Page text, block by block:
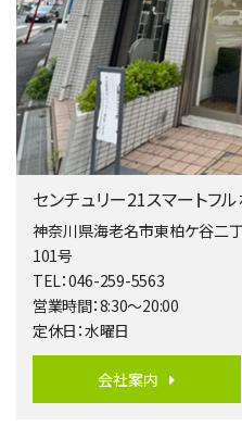
南側道路に面しており日当たり良好
第5位
開放感があり日当たり良好な南西・
第6位
センチュリー21スマートフ
神奈川県海老名市東柏ケ谷二
101号
TEL：046-259-5563
営業時間：8:30～20:00
定休日：水曜日
会社案内